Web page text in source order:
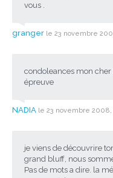
vous .
granger le 23 novembre
condoleances mon cher
épreuve
NADIA le 23 novembre 2008,
je viens de découvrire
grand bluff, nous
Pas de mots a dire. la